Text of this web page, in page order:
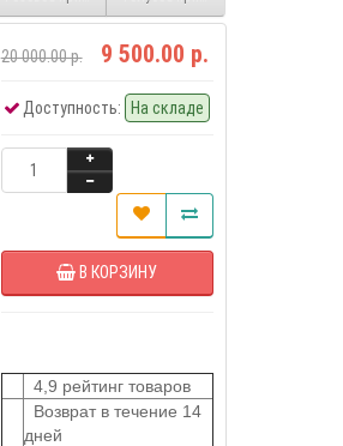
20 000.00 р. 9 500.00 р.
Доступность: На складе
В КОРЗИНУ
4,9 рейтинг товаров
Возврат в течение 14
дней